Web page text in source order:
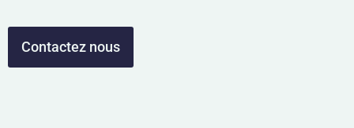
Contactez nous